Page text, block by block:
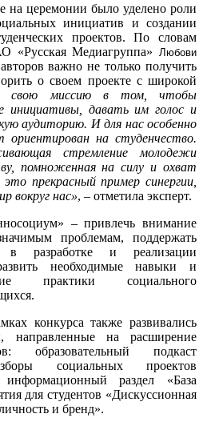
на церемонии было уделено роли
инициатив и создании
проектов. По словам
«Русская Медиагруппа»
Любови
важно не только получить
о своем проекте с широкой
свою миссию в том, чтобы
инициативы, давать им голос и
аудиторию. И для нас особенно
на студенчество.
стремление молодежи
помноженная на силу и охват
прекрасный пример синергии,
вокруг нас», – отметила эксперт.
– привлечь внимание
проблемам, поддержать
в разработке и реализации
необходимые навыки и
практики социального
конкурса также развивались
направленные на расширение
образовательный подкаст
социальных проектов
раздел «База
для студентов «Дискуссионная
и бренд».